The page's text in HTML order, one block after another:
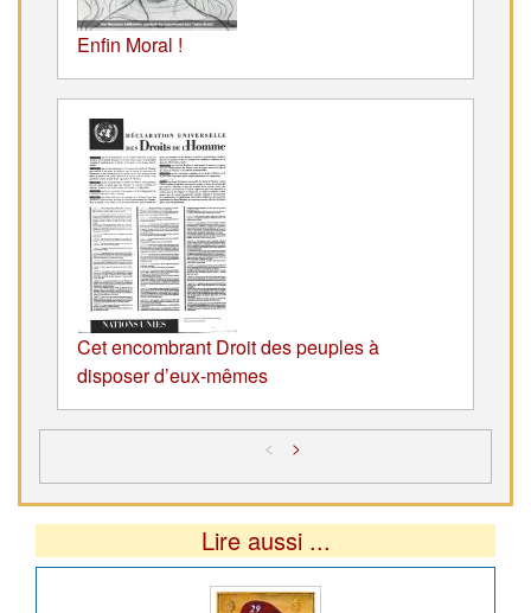
Enfin Moral !
Cet encombrant Droit des peuples à
disposer d’eux-mêmes
< >
Lire aussi ...